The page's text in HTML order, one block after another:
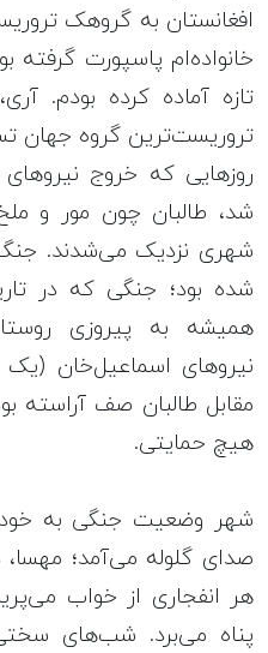
افغانستان به گروهک
خانواده‌ام پاسپورت گرفته
تازه آماده کرده بودم.
تروریست‌ترین گروه جهان
روزهایی که خروج نیروهای
شد، طالبان چون مور و
شهری نزدیک می‌شدند. جنگ
شده بود؛ جنگی که در
همیشه به پیروزی
نیروهای اسماعیل‌خان (یک
مقابل طالبان صف آراسته
هیچ حمایتی.
شهر وضعیت جنگی به خود
صدای گلوله می‌آمد؛
هر انفجاری از خواب
پناه می‌برد. شب‌های